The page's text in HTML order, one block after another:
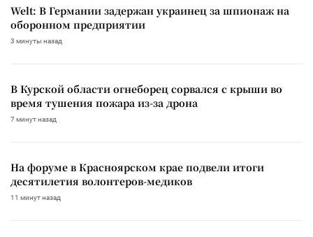
Welt: В Германии задержан украинец за шпионаж на
оборонном предприятии
3 минуты назад
В Курской области огнеборец сорвался с крыши во
время тушения пожара из-за дрона
7 минут назад
На форуме в Красноярском крае подвели итоги
десятилетия волонтеров-медиков
11 минут назад